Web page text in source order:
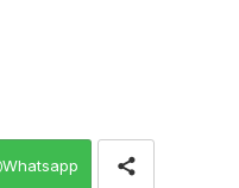
Whatsapp